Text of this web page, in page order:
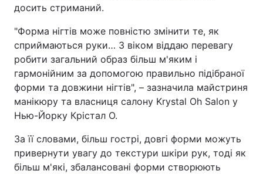
досить стриманий.
"Форма нігтів може повністю змінити те, як
сприймаються руки… З віком віддаю перевагу
робити загальний образ більш м'яким і
гармонійним за допомогою правильно підібраної
форми та довжини нігтів", – зазначила майстриня
манікюру та власниця салону Krystal Oh Salon у
Нью-Йорку Крістал О.
За її словами, більш гострі, довгі форми можуть
привернути увагу до текстури шкіри рук, тоді як
більш м'які, збалансовані форми створюють